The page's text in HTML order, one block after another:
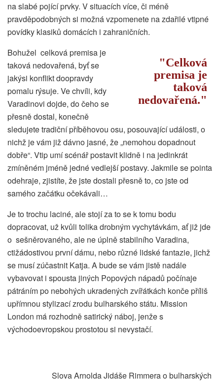
na slabé pojící prvky. V situacích více, či méně
pravděpodobných si možná vzpomenete na zdařilé vtipné
povídky klasiků domácích i zahraničních.
Celková
premisa je
taková
nedovařená.
Bohužel celková premisa je
taková nedovařená, byť se
jakýsi konflikt doopravdy
pomalu rýsuje. Ve chvíli, kdy
Varadinovi dojde, do čeho se
přesně dostal, konečně
sledujete tradiční příběhovou osu, posouvající události, o
nichž je vám již dávno jasné, že „nemohou dopadnout
dobře“. Vtip umí scénář postavit klidně i na jedinkrát
zmíněném jméně jedné vedlejší postavy. Jakmile se pointa
odehraje, zjistíte, že jste dostali přesně to, co jste od
samého začátku očekávali…
Je to trochu laciné, ale stojí za to se k tomu bodu
dopracovat, už kvůli tolika drobným vychytávkám, ať již jde
o sešněrovaného, ale ne úplně stabilního Varadina,
ctižádostivou první dámu, nebo různé lidské fantazie, jichž
se musí zúčastnit Katja. A bude se vám jistě nadále
vybavovat i spousta jiných Popových nápadů počínaje
pátráním po nebohých ukradených zvířátkách konče příliš
upřímnou stylizací zrodu bulharského státu. Mission
London má rozhodně satirický náboj, jenže s
východoevropskou prostotou si nevystačí.
Slova Arnolda Jidáše Rimmera o bulharských